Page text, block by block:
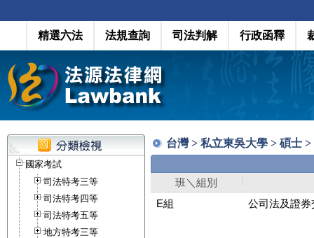
精選六法 法規查詢 司法判解 行政函釋
國家考試
司法特考三等
司法特考四等
司法特考五等
地方特考三等
台灣 > 私立東吳大學 > 碩士
班＼組別
E組
公司法及證券